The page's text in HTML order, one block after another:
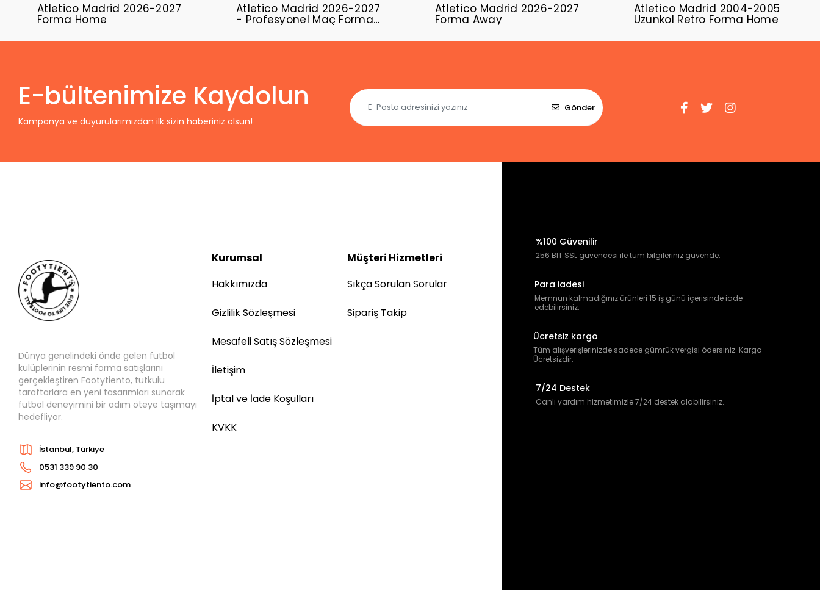
Atletico Madrid 2026-2027
Forma Home
Atletico Madrid 2026-2027
- Profesyonel Maç Forması
Atletico Madrid 2026-2027
Forma Away
Atletico Madrid 2004-2005
Uzunkol Retro Forma Home
E-bültenimize Kaydolun
Kampanya ve duyurularımızdan ilk sizin haberiniz olsun!
Gönder
Dünya genelindeki önde gelen futbol
kulüplerinin resmi forma satışlarını
gerçekleştiren Footytiento, tutkulu
taraftarlara en yeni tasarımları sunarak
futbol deneyimini bir adım öteye taşımayı
hedefliyor.
İstanbul, Türkiye
0531 339 90 30
info@footytiento.com
Kurumsal
Hakkımızda
Gizlilik Sözleşmesi
Mesafeli Satış Sözleşmesi
İletişim
İptal ve İade Koşulları
KVKK
Müşteri Hizmetleri
Sıkça Sorulan Sorular
Sipariş Takip
%100 Güvenilir
256 BIT SSL güvencesi ile tüm bilgileriniz güvende.
Para iadesi
Memnun kalmadığınız ürünleri 15 iş günü içerisinde iade
edebilirsiniz.
Ücretsiz kargo
Tüm alışverişlerinizde sadece gümrük vergisi ödersiniz. Kargo
Ücretsizdir.
7/24 Destek
Canlı yardım hizmetimizle 7/24 destek alabilirsiniz.